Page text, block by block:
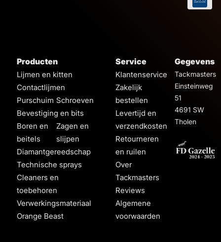
Producten
Lijmen en kitten
Contactlijmen
Purschuim Schroeven
Bevestiging en bits
Boren en
beitels
Zagen en
slijpen
Diamantgereedschap
Technische sprays
Cleaners en
toebehoren
Verwerkingsmateriaal
Orange Beast
Service
Klantenservice
Zakelijk
bestellen
Levertijd en
verzendkosten
Retourneren
en ruilen
Over
Tackmasters
Reviews
Algemene
voorwaarden
Gegevens
Tackmasters
Einsteinweg
51
4691 SW
Tholen